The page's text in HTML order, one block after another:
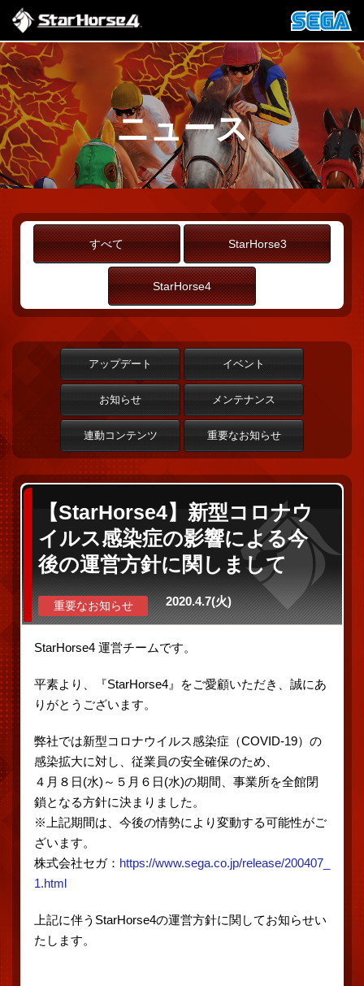
ニュース
すべて StarHorse3
StarHorse4
アップデート イベント
お知らせ メンテナンス
連動コンテンツ 重要なお知らせ
【StarHorse4】新型コロナウ
イルス感染症の影響による今
後の運営方針に関しまして
重要なお知らせ 2020.4.7(火)
StarHorse4 運営チームです。
平素より、『StarHorse4』をご愛顧いただき、誠にあ
りがとうございます。
弊社では新型コロナウイルス感染症（COVID-19）の
感染拡大に対し、従業員の安全確保のため、
４月８日(水)～５月６日(水)の期間、事業所を全館閉
鎖となる方針に決まりました。
※上記期間は、今後の情勢により変動する可能性がご
ざいます。
株式会社セガ： https://www.sega.co.jp/release/200407_
1.html
上記に伴うStarHorse4の運営方針に関してお知らせい
たします。